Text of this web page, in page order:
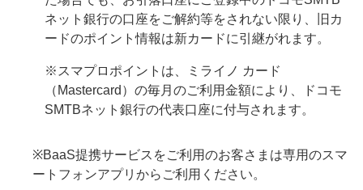
ネット銀行の口座をご解約等をされない限り、旧カ
ードのポイント情報は新カードに引継がれます。
※スマプロポイントは、ミライノ カード
（Mastercard）の毎月のご利用金額により、ドコモ
SMTBネット銀行の代表口座に付与されます。
※BaaS提携サービスをご利用のお客さまは専用のスマ
ートフォンアプリからご利用ください。